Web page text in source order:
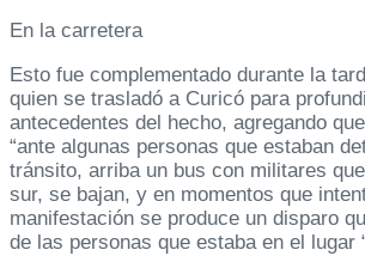
En la carretera
Esto fue complementado durante la
quien se trasladó a Curicó para
antecedentes del hecho, agregando
“ante algunas personas que estaban
tránsito, arriba un bus con militares
sur, se bajan, y en momentos que
manifestación se produce un disparo
de las personas que estaba en el lugar